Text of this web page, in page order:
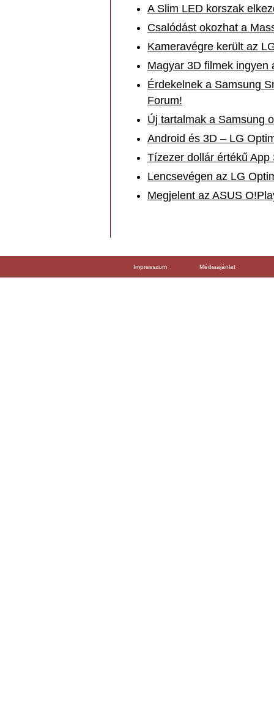
A Slim LED korszak
Csalódást okozhat a
Kameravégre került az
Magyar 3D filmek ingyen
Érdekelnek a Samsung
Forum!
Új tartalmak a Samsung
Android és 3D – LG
Tízezer dollár értékű
Lencsevégen az LG
Megjelent az ASUS
Impresszum Médiaajánlat